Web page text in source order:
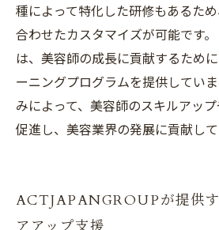
種によって特化した研修もあるた
合わせたカスタマイズが可能です。
は、美容師の成長に貢献するため
ーニングプログラムを提供してい
みによって、美容師のスキルアッ
促進し、美容業界の発展に貢献して
ACTJAPANGROUPが提供